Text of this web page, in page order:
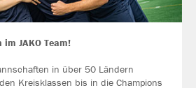
JAKO Team!
in über 50 Ländern
Kreisklassen bis in die Champions